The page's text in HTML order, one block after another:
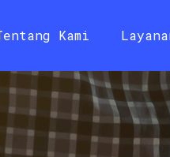
Kami